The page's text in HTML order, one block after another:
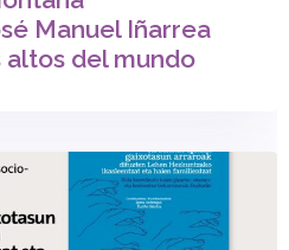
Manuel Iñarrea
altos del mundo